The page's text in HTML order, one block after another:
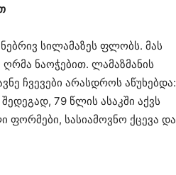
სილამაზეს ფლობს. მას
ნაოჭებით. ლამაზმანის
ჩვევები არასდროს აწუხებდა:
79 წლის ასაკში აქვს
ფორმები, სასიამოვნო ქცევა და